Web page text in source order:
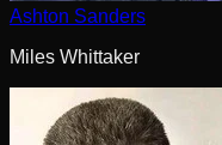
Ashton Sanders
Miles Whittaker